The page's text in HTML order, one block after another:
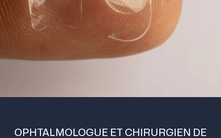
OPHTALMOLOGUE ET CHIRURGIEN DE